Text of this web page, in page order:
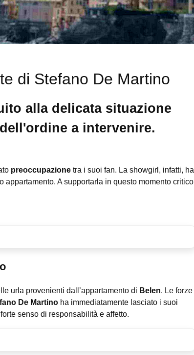
di Stefano De Martino
alla delicata situazione
a intervenire.
preoccupazione tra i suoi fan. La showgirl, infatti, ha
appartamento. A supportarla in questo momento critico
urla provenienti dall’appartamento di Belen. Le forze
De Martino ha immediatamente lasciato i suoi
senso di responsabilità e affetto.